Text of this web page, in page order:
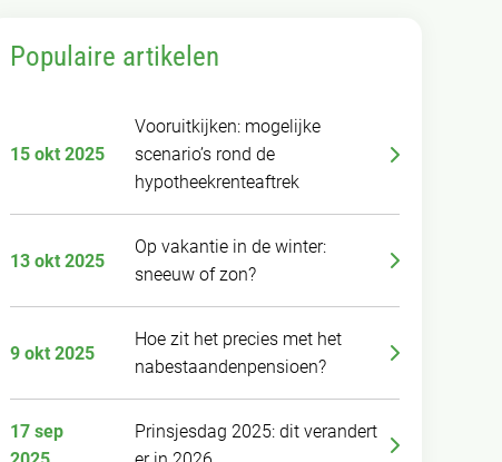
Populaire artikelen
15 okt 2025
Vooruitkijken: mogelijke
scenario’s rond de
hypotheekrenteaftrek
13 okt 2025
Op vakantie in de winter:
sneeuw of zon?
9 okt 2025
Hoe zit het precies met het
nabestaandenpensioen?
17 sep
Prinsjesdag 2025: dit verandert